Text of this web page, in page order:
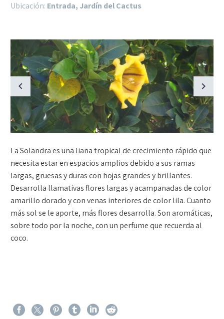
Ubicación: Entrada, Jardín del Cactus
La Solandra es una liana tropical de crecimiento rápido que
necesita estar en espacios amplios debido a sus ramas
largas, gruesas y duras con hojas grandes y brillantes.
Desarrolla llamativas flores largas y acampanadas de color
amarillo dorado y con venas interiores de color lila. Cuanto
más sol se le aporte, más flores desarrolla. Son aromáticas,
sobre todo por la noche, con un perfume que recuerda al
coco.